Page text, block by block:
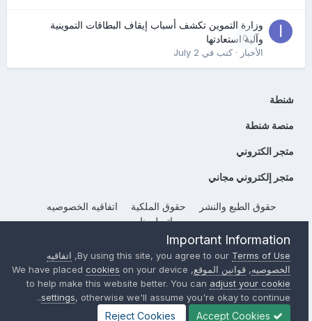
0
وزارة التموين تكشف أسباب إيقاف البطاقات التموينية
وآلية استعادتها
الأخبار· كتب في July 2
شنطة
منصة شنطة
متجر الكتروني
متجر إلكتروني مجاني
حقوق الطبع والنشر حقوق الملكية
اتفاقيه الخصوصيه
إتصل بنا
Powered by Invision CommunityImportant Information
By using this site, you agree to ourTerms of Use
, اتفاقيه
الخصوصيه, قوانين الموقع, We have placed
cookies on your device
to help make this website better. You canadjust your cookie
settings , otherwise we'll assume you're okay to continue..
Accept Cookies